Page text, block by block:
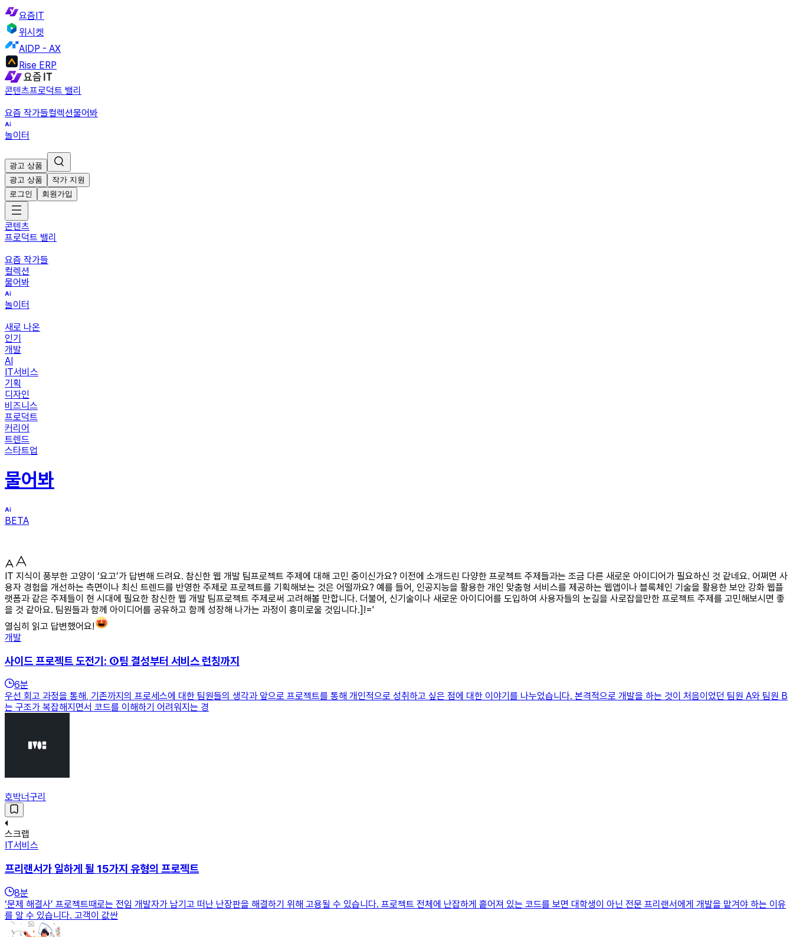
요즘IT
위시켓
AIDP - AX
Rise ERP
콘텐츠프로덕트 밸리
요즘 작가들컬렉션물어봐
놀이터
광고 상품
광고 상품
작가 지원
로그인
회원가입
콘텐츠
프로덕트 밸리
요즘 작가들
컬렉션
물어봐
놀이터
새로 나온
인기
개발
AI
IT서비스
기획
디자인
비즈니스
프로덕트
커리어
트렌드
스타트업
물어봐
BETA
IT 지식이 풍부한 고양이 ‘요고’가 답변해 드려요. 참신한 웹 개발 팀프로젝트 주제에 대해 고민 중이신가요? 이전에 소개드린 다양한 프로젝트 주제들과는 조금 다른 새로운 아이디어가 필요하신 것 같네요. 어쩌면 사
용자 경험을 개선하는 측면이나 최신 트렌드를 반영한 주제로 프로젝트를 기획해보는 것은 어떨까요? 예를 들어, 인공지능을 활용한 개인 맞춤형 서비스를 제공하는 웹앱이나 블록체인 기술을 활용한 보안 강화 웹플
랫폼과 같은 주제들이 현 시대에 필요한 참신한 웹 개발 팀프로젝트 주제로써 고려해볼 만합니다. 더불어, 신기술이나 새로운 아이디어를 도입하여 사용자들의 눈길을 사로잡을만한 프로젝트 주제를 고민해보시면 좋
을 것 같아요. 팀원들과 함께 아이디어를 공유하고 함께 성장해 나가는 과정이 흥미로울 것입니다.]!='
열심히 읽고 답변했어요!
개발
사이드 프로젝트 도전기: ①팀 결성부터 서비스 런칭까지
6분
우선 회고 과정을 통해, 기존까지의 프로세스에 대한 팀원들의 생각과 앞으로 프로젝트를 통해 개인적으로 성취하고 싶은 점에 대한 이야기를 나누었습니다. 본격적으로 개발을 하는 것이 처음이었던 팀원 A와 팀원 B
는 구조가 복잡해지면서 코드를 이해하기 어려워지는 경
호박너구리
스크랩
IT서비스
프리랜서가 일하게 될 15가지 유형의 프로젝트
8분
‘문제 해결사’ 프로젝트때로는 전임 개발자가 남기고 떠난 난장판을 해결하기 위해 고용될 수 있습니다. 프로젝트 전체에 난잡하게 흩어져 있는 코드를 보면 대학생이 아닌 전문 프리랜서에게 개발을 맡겨야 하는 이유
를 알 수 있습니다. 고객이 값싼